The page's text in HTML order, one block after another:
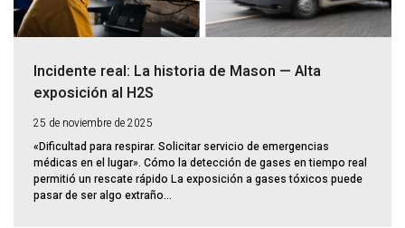
Incidente real: La historia de Mason — Alta
exposición al H2S
25 de noviembre de 2025
«Dificultad para respirar. Solicitar servicio de emergencias
médicas en el lugar». Cómo la detección de gases en tiempo real
permitió un rescate rápido La exposición a gases tóxicos puede
pasar de ser algo extraño...